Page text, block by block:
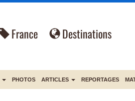
France Destinations
PHOTOS ARTICLES REPORTAGES